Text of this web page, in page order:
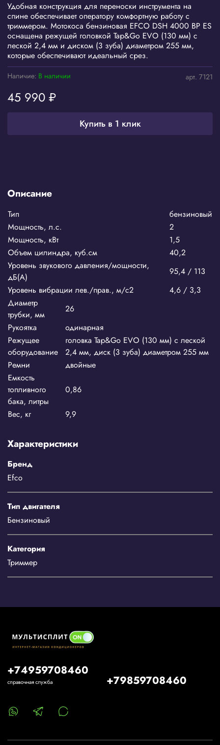
арт. 7121
Наличие: В наличии
45 990 ₽
Купить в 1 клик
Удобная конструкция для переноски инструмента на
спине обеспечивает оператору комфортную работу с
триммером. Мотокоса бензиновая EFCO DSH 4000 BP ES
оснащена режущей головкой Tap&Go EVO (130 мм) с
леской 2,4 мм и диском (3 зуба) диаметром 255 мм,
которые обеспечивают идеальный срез.
Описание
Тип
бензиновый
Мощность, л.с.
2
Мощность, кВт
1,5
Объем цилиндра, куб.см
40,2
Уровень звукового давления/мощности,
дБ(А)
95,4 / 113
Уровень вибрации лев./прав., м/с2
4,6 / 3,3
Диаметр
трубки, мм
26
Рукоятка
одинарная
Режущее
оборудование
головка Tap&Go EVO (130 мм) с леской
2,4 мм, диск (3 зуба) диаметром 255 мм
Ремни
двойные
Емкость
топливного
бака, литры
0,86
Вес, кг 9,9
Характеристики
Бренд
Efco
Тип двигателя
Бензиновый
Категория
Триммер
+74959708460
справочная служба +79859708460